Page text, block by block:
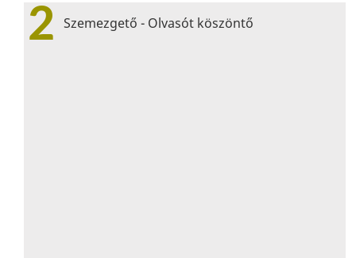
2 Szemezgető - Olvasót köszöntő